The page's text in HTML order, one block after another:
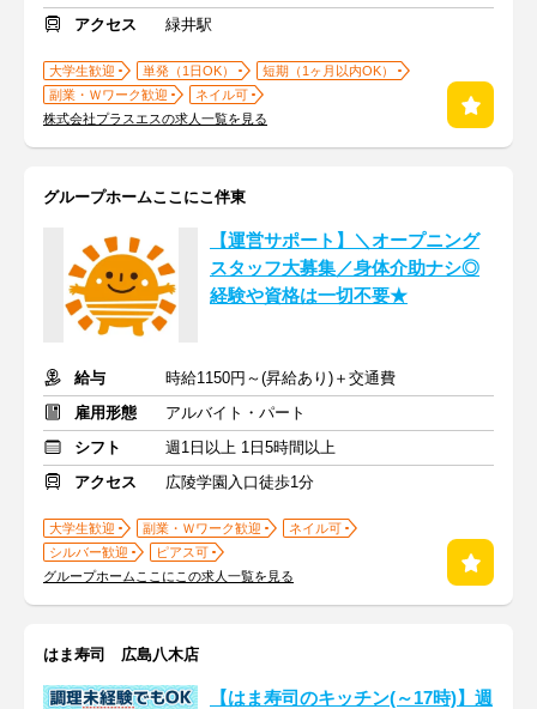
アクセス
緑井駅
大学生歓迎 単発（1日OK）
短期（1ヶ月以内OK）
副業・Ｗワーク歓迎
ネイル可
株式会社プラスエスの求人一覧を見る
グループホームここにこ伴東
【運営サポート】＼オープニング
スタッフ大募集／身体介助ナシ◎
経験や資格は一切不要★
給与
時給1150円～(昇給あり)＋交通費
雇用形態
アルバイト・パート
シフト
週1日以上 1日5時間以上
アクセス
広陵学園入口徒歩1分
大学生歓迎 副業・Ｗワーク歓迎
ネイル可
シルバー歓迎
ピアス可
グループホームここにこの求人一覧を見る
はま寿司 広島八木店
【はま寿司のキッチン(～17時)】週